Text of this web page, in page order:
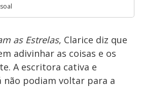
as Estrelas, Clarice diz que
adivinhar as coisas e os
A escritora cativa e
não podiam voltar para a